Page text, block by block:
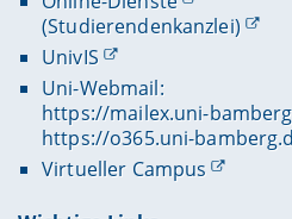
(Studierendenkanzlei)
UnivIS
Uni-Webmail:
https://mailex.uni-
https://o365.uni-
Virtueller Campus